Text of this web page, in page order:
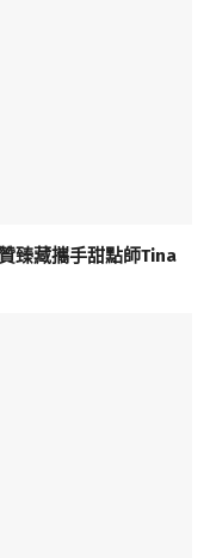
臻藏攜手甜點師Tina